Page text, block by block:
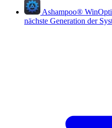
Ashampoo®
nächste Generation der